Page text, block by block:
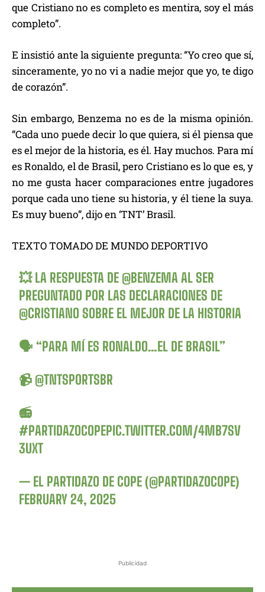
Publicidad
que Cristiano no es completo es mentira, soy el más
completo”.
E insistió ante la siguiente pregunta: “Yo creo que sí,
sinceramente, yo no vi a nadie mejor que yo, te digo
de corazón”.
Sin embargo, Benzema no es de la misma opinión.
“Cada uno puede decir lo que quiera, si él piensa que
es el mejor de la historia, es él. Hay muchos. Para mí
es Ronaldo, el de Brasil, pero Cristiano es lo que es, y
no me gusta hacer comparaciones entre jugadores
porque cada uno tiene su historia, y él tiene la suya.
Es muy bueno”, dijo en ‘TNT’ Brasil.
TEXTO TOMADO DE MUNDO DEPORTIVO
💥 LA RESPUESTA DE @BENZEMA AL SER
PREGUNTADO POR LAS DECLARACIONES DE
@CRISTIANO SOBRE EL MEJOR DE LA HISTORIA
🗣️ “PARA MÍ ES RONALDO…EL DE BRASIL”
📹 @TNTSPORTSBR
📻
#PARTIDAZOCOPEPIC.TWITTER.COM/4MB7SV
3UXT
— EL PARTIDAZO DE COPE (@PARTIDAZOCOPE)
FEBRUARY 24, 2025